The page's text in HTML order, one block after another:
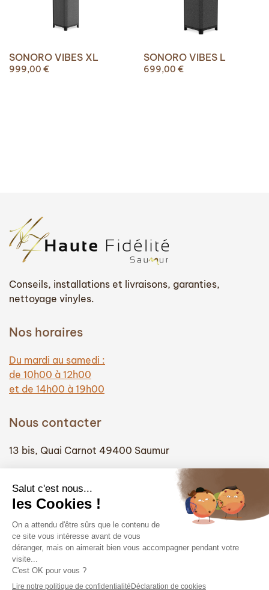
SONORO VIBES XL
999,00 €
SONORO VIBES L
699,00 €
Conseils, installations et livraisons, garanties,
nettoyage vinyles.
Nos horaires
Du mardi au samedi :
de 10h00 à 12h00
et de 14h00 à 19h00
Nous contacter
13 bis, Quai Carnot 49400 Saumur
info@hautefidelite-saumur.com
Liens
Contact
Mentions légales